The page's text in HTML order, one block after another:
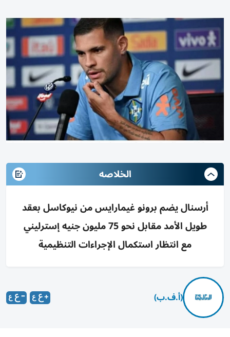
الخلاصه
أرسنال يضم برونو غيمارايس من نيوكاسل بعقد
طويل الأمد مقابل نحو 75 مليون جنيه إسترليني
مع انتظار استكمال الإجراءات التنظيمية
(أ.ف.ب)